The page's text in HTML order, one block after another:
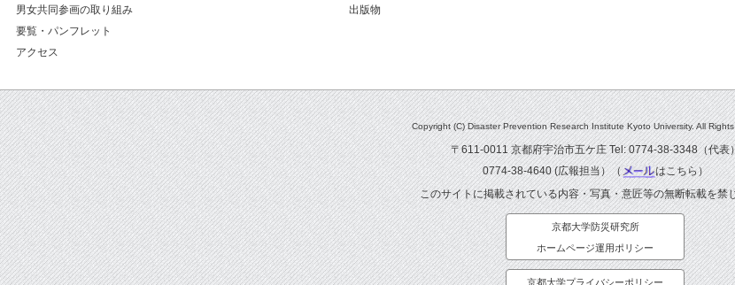
男女共同参画の取り組み
要覧・パンフレット
アクセス
出版物
Copyright (C) Disaster Prevention Research Institute Kyoto University. All
〒611-0011 京都府宇治市五ケ庄 Tel: 0774-38-3348（代表
0774-38-4640 (広報担当）（
はこちら）
このサイトに掲載されている内容・写真・意匠等の無断転載を禁
京都大学防災研究所
ホームページ運用ポリシー
京都大学プライバシーポリシー